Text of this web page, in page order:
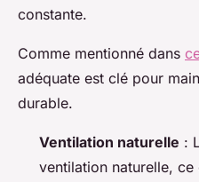
constante.
Comme mentionné dans
adéquate est clé pour
durable.
Ventilation naturelle :
ventilation naturelle,